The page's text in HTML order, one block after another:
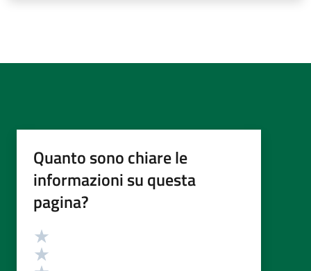
Quanto sono chiare le
informazioni su questa
pagina?
Valutazione